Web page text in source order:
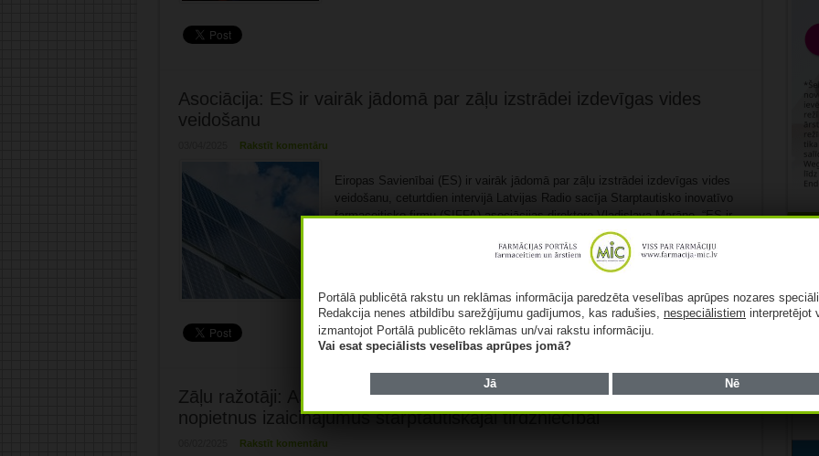
Asociācija: ES ir vairāk jādomā par zāļu izstrādei izdevīgas vides
veidošanu
Rakstīt komentāru
Eiropas Savienībai (ES) ir vairāk jādomā par zāļu izstrādei izdevīgas vides
veidošanu, ceturtdien intervijā Latvijas Radio sacīja Starptautisko inovatīvo
farmaceitisko firmu (SIFFA) asociācijas direktore Vladislava Marāne. “ES ir
vairāk jādomā par to, lai veidotu tādu tirgus vidi, lai uzņēmumiem šeit būtu
izdevīgi gan ieguldīt pētījumos, gan zāļu izstrādē, kas ir ārkārtīgi resursu
ietilpīgs pasākums,” sacīja asociācijas direktore. Tāpat, jautāta par ...
Zāļu ražotāji: ASV ievedmuitas tarifi ES produkcijai var radīt
nopietnus izaicinājumus starptautiskajai tirdzniecībai
Rakstīt komentāru
Portālā publicētā rakstu un reklāmas informācija paredzēta veselības aprūpes nozares
Redakcija nenes atbildību sarežģījumu gadījumos, kas radušies,nespeciālistiem interpretējot
izmantojot Portālā publicēto reklāmas un/vai rakstu informāciju.
Vai esat speciālists veselības aprūpes jomā?
Jā Nē